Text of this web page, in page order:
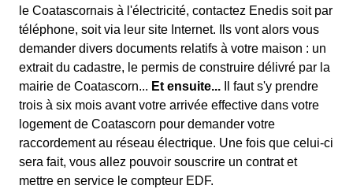
le Coatascornais à l'électricité, contactez Enedis soit par
téléphone, soit via leur site Internet. Ils vont alors vous
demander divers documents relatifs à votre maison : un
extrait du cadastre, le permis de construire délivré par la
mairie de Coatascorn... Et ensuite... Il faut s'y prendre
trois à six mois avant votre arrivée effective dans votre
logement de Coatascorn pour demander votre
raccordement au réseau électrique. Une fois que celui-ci
sera fait, vous allez pouvoir souscrire un contrat et
mettre en service le compteur EDF.